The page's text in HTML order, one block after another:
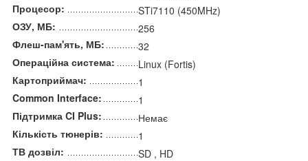
Процесор:
STi7110 (450MHz)
ОЗУ, МБ:
256
Флеш-пам'ять, МБ:
32
Операційна система:
Linux (Fortis)
Картоприймач:
1
Common Interface:
1
Підтримка CI Plus:
Немає
Кількість тюнерів:
1
ТВ дозвіл:
SD , HD